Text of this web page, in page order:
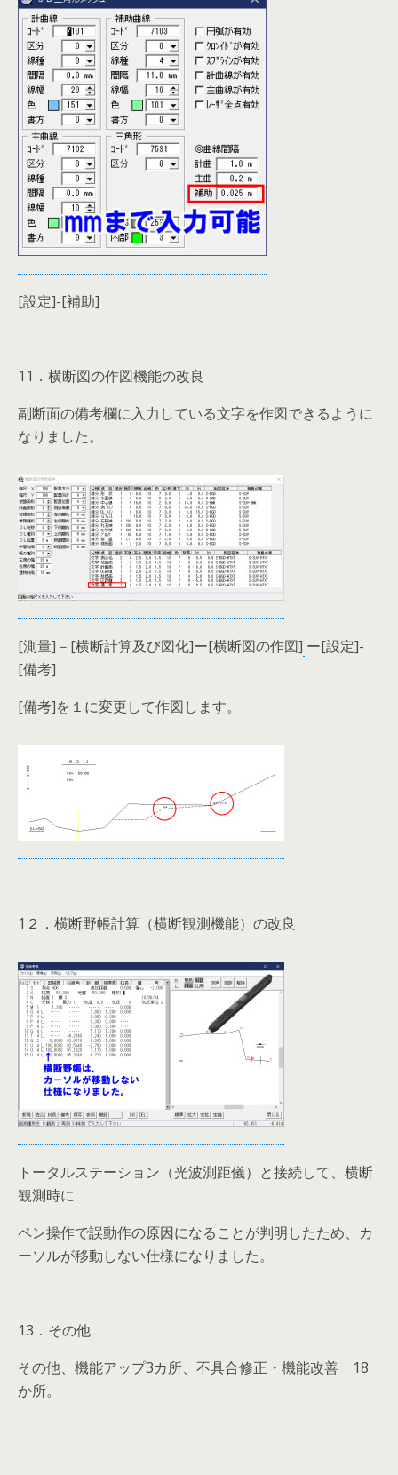
[設定]-[補助]
11．横断図の作図機能の改良
副断面の備考欄に入力している文字を作図できるように
なりました。
[測量]－[横断計算及び図化]ー[横断図の作図] ー[設定]-
[備考]
[備考]を１に変更して作図します。
1２．横断野帳計算（横断観測機能）の改良
トータルステーション（光波測距儀）と接続して、横断
観測時に
ペン操作で誤動作の原因になることが判明したため、カ
ーソルが移動しない仕様になりました。
13．その他
その他、機能アップ3カ所、不具合修正・機能改善 18
か所。